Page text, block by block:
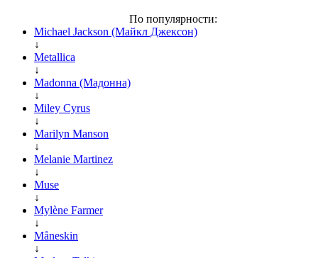
По популярности:
Michael Jackson (Майкл Джексон)
↓
Metallica
↓
Madonna (Мадонна)
↓
Miley Cyrus
↓
Marilyn Manson
↓
Melanie Martinez
↓
Muse
↓
Mylène Farmer
↓
Måneskin
↓